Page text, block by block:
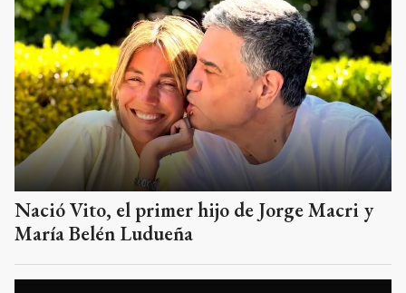
Nació Vito, el primer hijo de Jorge Macri y
María Belén Ludueña